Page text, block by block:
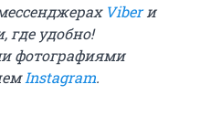
Viberи
где удобно!
фотографиями
Instagram.